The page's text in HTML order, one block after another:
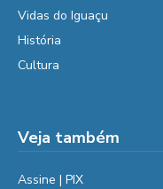
Vidas do Iguaçu
História
Cultura
Veja também
Assine | PIX